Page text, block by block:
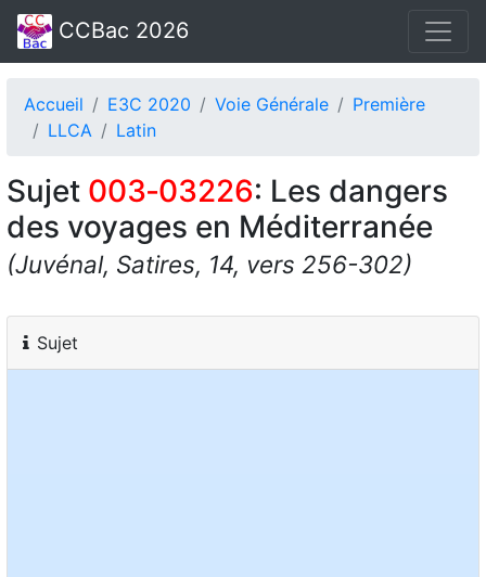
CCBac 2026
Accueil E3C 2020 Voie Générale
Première
LLCA
Latin
Sujet 003‑03226: Les dangers
des voyages en Méditerranée
(Juvénal, Satires, 14, vers 256-302)
Sujet